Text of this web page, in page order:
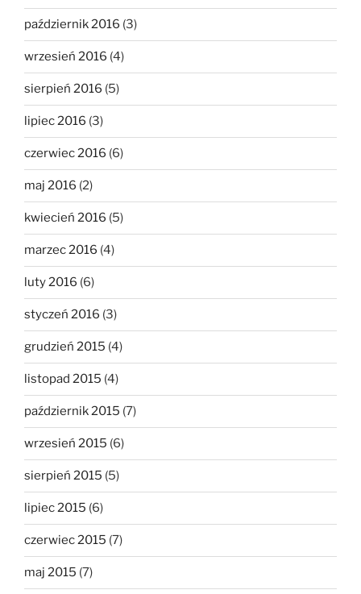
październik 2016 (3)
wrzesień 2016 (4)
sierpień 2016 (5)
lipiec 2016 (3)
czerwiec 2016 (6)
maj 2016 (2)
kwiecień 2016 (5)
marzec 2016 (4)
luty 2016 (6)
styczeń 2016 (3)
grudzień 2015 (4)
listopad 2015 (4)
październik 2015 (7)
wrzesień 2015 (6)
sierpień 2015 (5)
lipiec 2015 (6)
czerwiec 2015 (7)
maj 2015 (7)